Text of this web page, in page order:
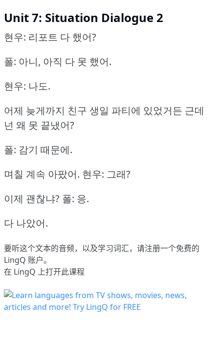
Unit 7: Situation Dialogue 2
현우: 리포트 다 했어?
폴: 아니, 아직 다 못 했어.
현우: 나도.
어제 늦게까지 친구 생일 파티에 있었거든 근데
넌 왜 못 끝냈어?
폴: 감기 때문에.
며칠 계속 아팠어. 현우: 그래?
이제 괜찮냐? 폴: 응.
다 나았어.
要听这个文本的音频，以及学习词汇，请注册一个免费的
LingQ 账户。
在 LingQ 上打开此课程